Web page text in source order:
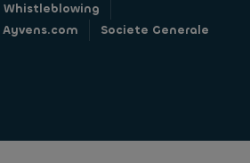
Whistleblowing
Ayvens.com Societe Generale